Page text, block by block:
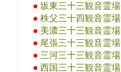
● 坂東三十三観音霊場
● 秩父三十四観音霊場
● 美濃三十三観音霊場
● 尾張三十三観音霊場
● 三河三十三観音霊場
● 西国三十三観音霊場